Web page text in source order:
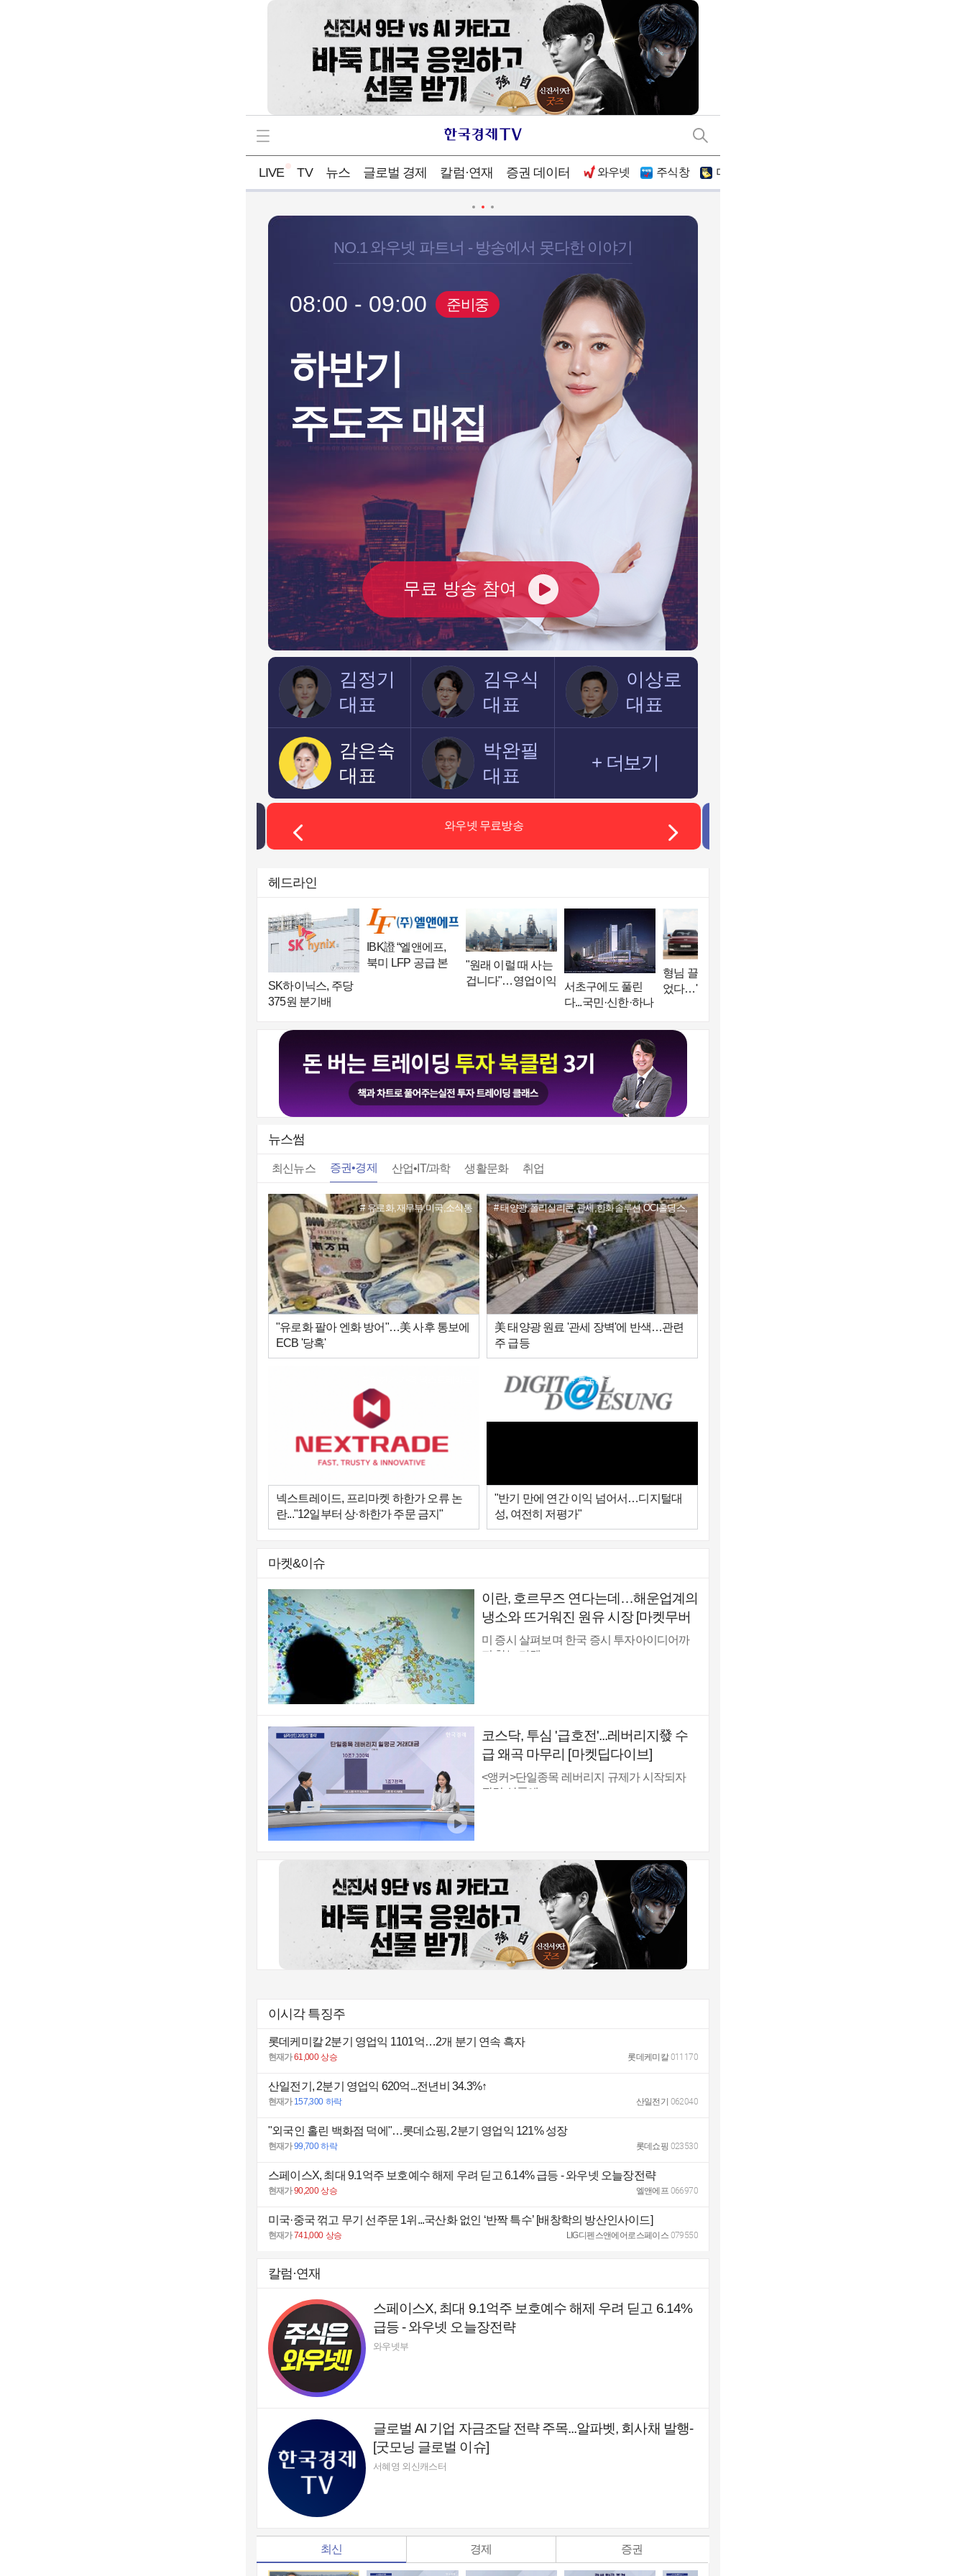
LIVE TV 뉴스 글로벌 경제 칼럼·연재 증권 데이터 와우넷 주식창 미네르바아카데미
네이버도 빅테크 길 간
다...AI 투자에 이익 감소
"중국산 폴리실리콘 값 4
배 될 것"...한화 웃고 OCI
기회
974.73 0.83%
7,709.96 0.17%
나스닥 26,348.35
53,885.10
NO.1 와우넷 파트너 - 방송에서 못다한 이야기
08:00 - 09:00 준비중
하반기
주도주 매집
무료 방송 참여
김정기
대표
김우식
대표
이상로
대표
감은숙
대표
박완필
대표
+ 더보기
와우넷 무료방송
헤드라인
SK하이닉스, 주당
375원 분기배
주주환원"
IBK證 “엘앤에프,
북미 LFP 공급 본
"원래 이럴 때 사는
겁니다"…영업이익
서초구에도 풀린
다...국민·신한·하나
정
형님 끌고 아우 밀
었다…'두 달 연속 1
뉴스썸
최신뉴스 증권•경제 산업•IT/과학 생활문화 취업
유로화,재무부,미국,소식통
"유로화 팔아 엔화 방어"…美 사후 통보에
ECB '당혹'
태양광,폴리실리콘,관세,한화솔루션,OCI홀딩스,
트럼프,반사이익,미국무역정책,중국태양광
美 태양광 원료 '관세 장벽'에 반색…관련
주 급등
넥스트레이드, 프리마켓 하한가 오류 논
란..."12일부터 상·하한가 주문 금지"
흥국증권,실적,영업이익,연간
"반기 만에 연간 이익 넘어서…디지털대
성, 여전히 저평가"
마켓&이슈
이란, 호르무즈 연다는데…해운업계의
냉소와 뜨거워진 원유 시장 [마켓무버
의 국장 힌트]
미 증시 살펴보며 한국 증시 투자아이디어까
지 찾는 마켓 ...
코스닥, 투심 '급호전'...레버리지發 수
급 왜곡 마무리 [마켓딥다이브]
<앵커>단일종목 레버리지 규제가 시작되자
관련 상품에...
이시각 특징주
롯데케미칼 2분기 영업익 1101억…2개 분기 연속 흑자
현재가61,000 상승 롯데케미칼011170
산일전기, 2분기 영업익 620억...전년비 34.3%↑
현재가 157,300 하락 산일전기 062040
"외국인 홀린 백화점 덕에"…롯데쇼핑, 2분기 영업익 121% 성장
현재가99,700 하락 롯데쇼핑 023530
스페이스X, 최대 9.1억주 보호예수 해제 우려 딛고 6.14% 급등 - 와우넷 오늘장전략
현재가90,200 상승 엘앤에프 066970
미국·중국 꺾고 무기 선주문 1위...국산화 없인 ‘반짝 특수’ [배창학의 방산인사이드]
현재가741,000 상승 LIG디펜스앤에어로스페이스 079550
칼럼·연재
스페이스X, 최대 9.1억주 보호예수 해제 우려 딛고 6.14%
급등 - 와우넷 오늘장전략
와우넷부
글로벌 AI 기업 자금조달 전략 주목...알파벳, 회사채 발행-
[굿모닝 글로벌 이슈]
서혜영 외신캐스터
최신 경제 증권